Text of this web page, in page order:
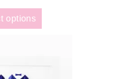
options